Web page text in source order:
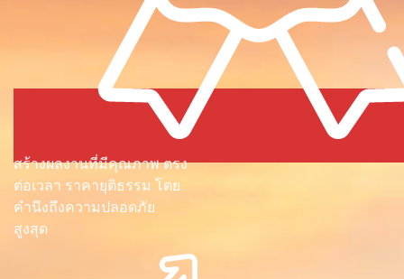
สร้างผลงานที่มีคุณภาพ ตรง
ต่อเวลา ราคายุติธรรม โดย
คำนึงถึงความปลอดภัย
สูงสุด